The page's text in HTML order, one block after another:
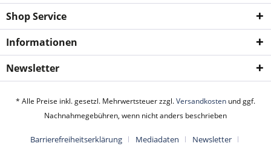
Shop Service
Informationen
Newsletter
* Alle Preise inkl. gesetzl. Mehrwertsteuer zzgl.Versandkosten und ggf.
Nachnahmegebühren, wenn nicht anders beschrieben
Barrierefreiheitserklärung Mediadaten
Newsletter